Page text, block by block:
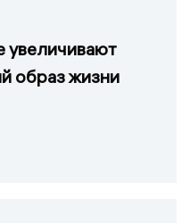
увеличивают
образ жизни